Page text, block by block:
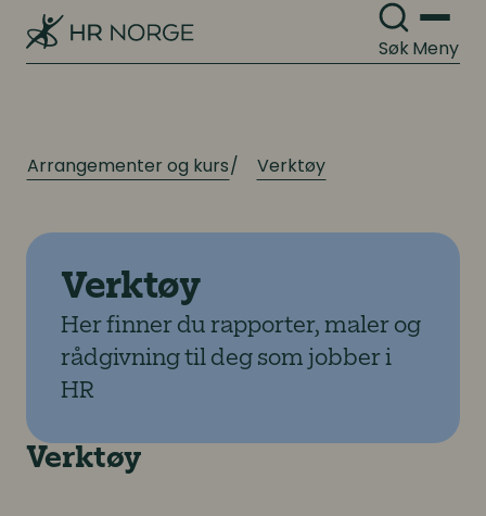
SøkMeny
Arrangementer og kurs Verktøy
Verktøy
Her finner du rapporter, maler og
rådgivning til deg som jobber i
HR
Verktøy